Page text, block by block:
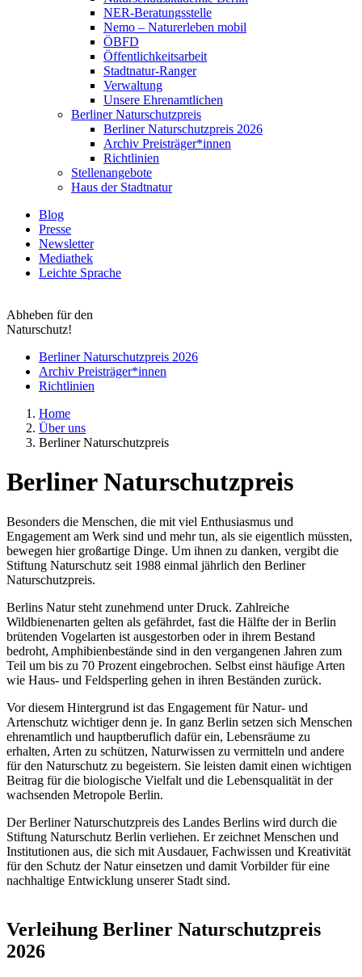
NER-Beratungsstelle
Nemo – Naturerleben mobil
ÖBFD
Öffentlichkeitsarbeit
Stadtnatur-Ranger
Verwaltung
Unsere Ehrenamtlichen
Berliner Naturschutzpreis
Berliner Naturschutzpreis 2026
Archiv Preisträger*innen
Richtlinien
Stellenangebote
Haus der Stadtnatur
Blog
Presse
Newsletter
Mediathek
Leichte Sprache
Abheben für den
Naturschutz!
Berliner Naturschutzpreis 2026
Archiv Preisträger*innen
Richtlinien
Home
Über uns
Berliner Naturschutzpreis
Berliner Naturschutzpreis
Besonders die Menschen, die mit viel Enthusiasmus und
Engagement am Werk sind und mehr tun, als sie eigentlich müssten,
bewegen hier großartige Dinge. Um ihnen zu danken, vergibt die
Stiftung Naturschutz seit 1988 einmal jährlich den Berliner
Naturschutzpreis.
Berlins Natur steht zunehmend unter Druck. Zahlreiche
Wildbienenarten gelten als gefährdet, fast die Hälfte der in Berlin
brütenden Vogelarten ist ausgestorben oder in ihrem Bestand
bedroht, Amphibienbestände sind in den vergangenen Jahren zum
Teil um bis zu 70 Prozent eingebrochen. Selbst einst häufige Arten
wie Haus- und Feldsperling gehen in ihren Beständen zurück.
Vor diesem Hintergrund ist das Engagement für Natur- und
Artenschutz wichtiger denn je. In ganz Berlin setzen sich Menschen
ehrenamtlich und hauptberuflich dafür ein, Lebensräume zu
erhalten, Arten zu schützen, Naturwissen zu vermitteln und andere
für den Naturschutz zu begeistern. Sie leisten damit einen wichtigen
Beitrag für die biologische Vielfalt und die Lebensqualität in der
wachsenden Metropole Berlin.
Der Berliner Naturschutzpreis des Landes Berlins wird durch die
Stiftung Naturschutz Berlin verliehen. Er zeichnet Menschen und
Institutionen aus, die sich mit Ausdauer, Fachwissen und Kreativität
für den Schutz der Natur einsetzen und damit Vorbilder für eine
nachhaltige Entwicklung unserer Stadt sind.
Verleihung Berliner Naturschutzpreis
2026